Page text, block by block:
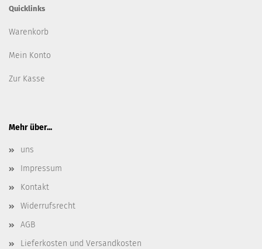
Quicklinks
Warenkorb
Mein Konto
Zur Kasse
Mehr über...
uns
Impressum
Kontakt
Widerrufsrecht
AGB
Lieferkosten und Versandkosten